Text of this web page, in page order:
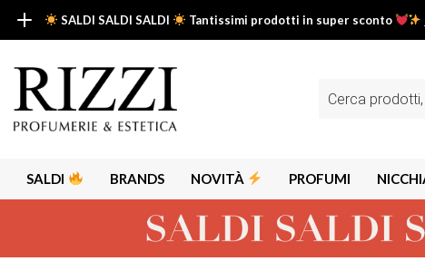
SALDI SALDI SALDI Tantissimi prodotti in super sconto
SALDI SALDI SALDI
Fino al -50% su tantissimi prodotti beauty nella sezione saldi: il tuo
Scopri tutti i prodotti in super saldo!
prodotti
SALDI BRANDS NOVITÀ PROFUMI